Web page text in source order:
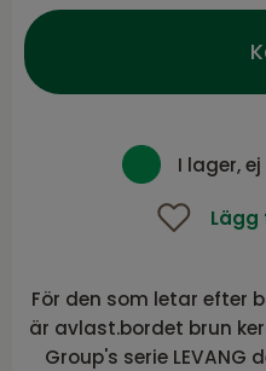
I lager,
För den som letar efter
är avlast.bordet brun
Group's serie LEVANG